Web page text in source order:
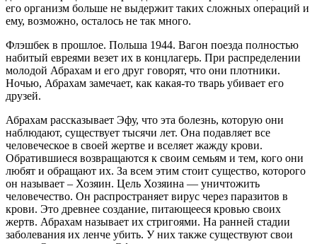
его организм больше не выдержит таких сложных операций и
ему, возможно, осталось не так много.
Флэшбек в прошлое. Польша 1944. Вагон поезда полностью
набитый евреями везет их в концлагерь. При распределении
молодой Абрахам и его друг говорят, что они плотники.
Ночью, Абрахам замечает, как какая-то тварь убивает его
друзей.
Абрахам рассказывает Эфу, что эта болезнь, которую они
наблюдают, существует тысячи лет. Она подавляет все
человеческое в своей жертве и вселяет жажду крови.
Обратившиеся возвращаются к своим семьям и тем, кого они
любят и обращают их. За всем этим стоит существо, которого
он называет – Хозяин. Цель Хозяина — уничтожить
человечество. Он распространяет вирус через паразитов в
крови. Это древнее создание, питающееся кровью своих
жертв. Абрахам называет их стригоями. На ранней стадии
заболевания их ленче убить. У них также существуют свои